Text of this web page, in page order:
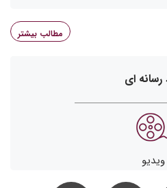
مطالب بیشتر
ای
ویدیو